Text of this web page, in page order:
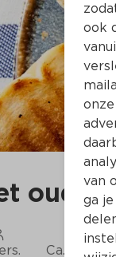
oude
Ca. 20 Min
ook
van
ga